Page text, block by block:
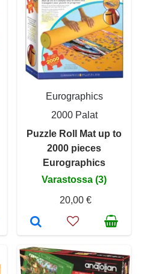
Eurographics
2000 Palat
Puzzle Roll Mat up to
2000 pieces
Eurographics
Varastossa (3)
20,00 €